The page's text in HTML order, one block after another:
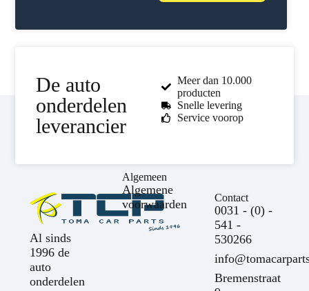
De auto
onderdelen
leverancier
Meer dan 10.000
producten
Snelle levering
Service voorop
Al sinds
1996 de
auto
onderdelen
Algemeen
Algemene
voorwaarden
Contact
0031 - (0) -
541 -
530266
Bremenstraat